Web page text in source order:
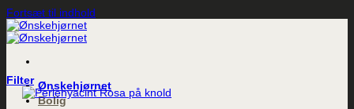
Fortsæt til indhold
Ønskehjørnet
Bolig
Filter